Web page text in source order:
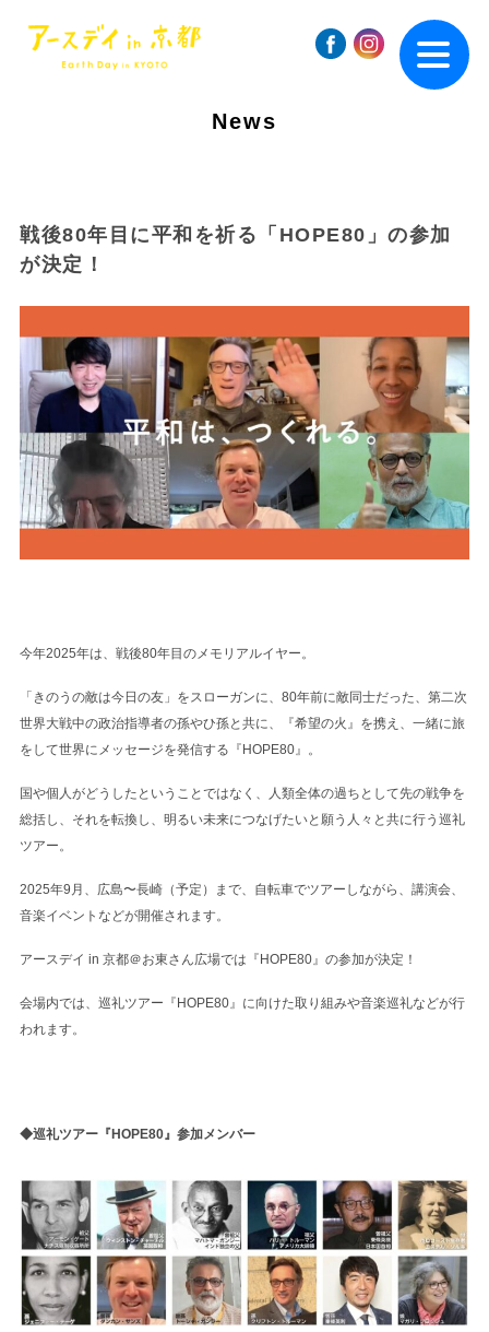
News
戦後80年目に平和を祈る「HOPE80」の参加
が決定！
今年2025年は、戦後80年目のメモリアルイヤー。
「きのうの敵は今日の友」をスローガンに、80年前に敵同士だった、第二次
世界大戦中の政治指導者の孫やひ孫と共に、『希望の火』を携え、一緒に旅
をして世界にメッセージを発信する『HOPE80』。
国や個人がどうしたということではなく、人類全体の過ちとして先の戦争を
総括し、それを転換し、明るい未来につなげたいと願う人々と共に行う巡礼
ツアー。
2025年9月、広島〜長崎（予定）まで、自転車でツアーしながら、講演会、
音楽イベントなどが開催されます。
アースデイ in 京都＠お東さん広場では『HOPE80』の参加が決定！
会場内では、巡礼ツアー『HOPE80』に向けた取り組みや音楽巡礼などが行
われます。
◆巡礼ツアー『HOPE80』参加メンバー